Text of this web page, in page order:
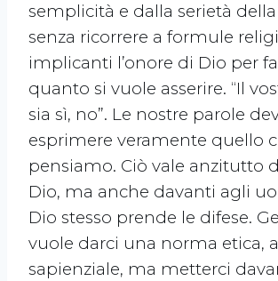
semplicità e dalla serietà
senza ricorrere a formule
implicanti l’onore di Dio per
quanto si vuole asserire. “Il
sia sì, no”. Le nostre parole
esprimere veramente quello
pensiamo. Ciò vale anzitutto
Dio, ma anche davanti agli
Dio stesso prende le difese.
vuole darci una norma etica,
sapienziale, ma metterci